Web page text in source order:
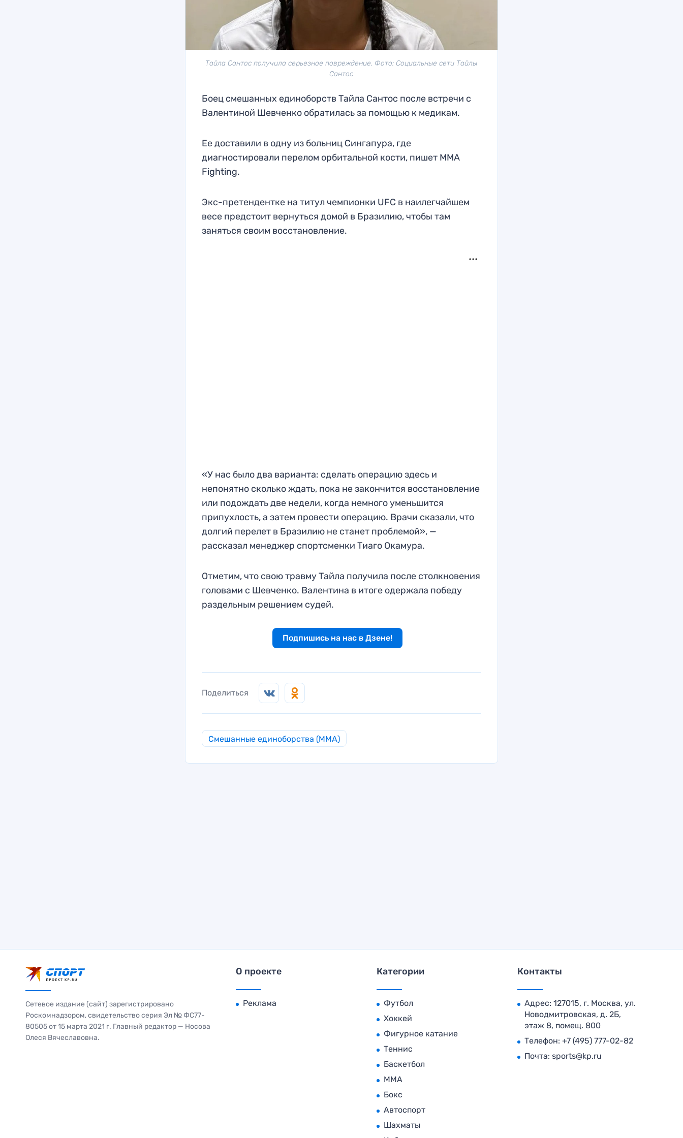
Тайла Сантос получила серьезное повреждение. Фото: Социальные сети Тайлы
Сантос
Боец смешанных единоборств Тайла Сантос после встречи с
Валентиной Шевченко обратилась за помощью к медикам.
Ее доставили в одну из больниц Сингапура, где
диагностировали перелом орбитальной кости, пишет MMA
Fighting.
Экс-претендентке на титул чемпионки UFC в наилегчайшем
весе предстоит вернуться домой в Бразилию, чтобы там
заняться своим восстановление.
«У нас было два варианта: сделать операцию здесь и
непонятно сколько ждать, пока не закончится восстановление
или подождать две недели, когда немного уменьшится
припухлость, а затем провести операцию. Врачи сказали, что
долгий перелет в Бразилию не станет проблемой», —
рассказал менеджер спортсменки Тиаго Окамура.
Отметим, что свою травму Тайла получила после столкновения
головами с Шевченко. Валентина в итоге одержала победу
раздельным решением судей.
Подпишись на нас в Дзене!
Поделиться
Смешанные единоборства (MMA)
Сетевое издание (сайт) зарегистрировано
Роскомнадзором, свидетельство серия Эл № ФС77-
80505 от 15 марта 2021 г. Главный редактор — Носова
Олеся Вячеславовна.
О проекте
Реклама
Категории
Футбол
Хоккей
Фигурное катание
Теннис
Баскетбол
MMA
Бокс
Автоспорт
Шахматы
Контакты
Адрес: 127015, г. Москва, ул.
Новодмитровская, д. 2Б,
этаж 8, помещ. 800
Телефон: +7 (495) 777-02-82
Почта: sports@kp.ru